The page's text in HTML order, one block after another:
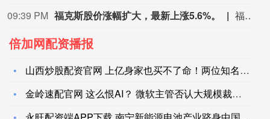
09:39 PM 福克斯股价涨幅扩大，最新上涨5.6%。 福克斯股价涨幅扩大，最新上涨5.6%。
倍加网配资播报
山西炒股配资官网 上亿身家也买不了命！两位知名明星相继患癌，
金岭速配官网 这么恨AI？ 微软主管否认大规模裁员传闻